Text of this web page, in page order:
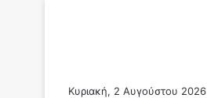
Κυριακή, 2 Αυγούστου 2026